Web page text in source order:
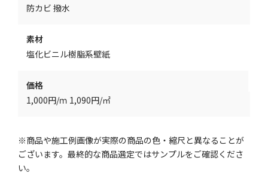
防カビ 撥水
素材
塩化ビニル樹脂系壁紙
価格
1,000円/ｍ 1,090円/㎡
※商品や施工例画像が実際の商品の色・縮尺と異なることが
ございます。最終的な商品選定ではサンプルをご確認くださ
い。